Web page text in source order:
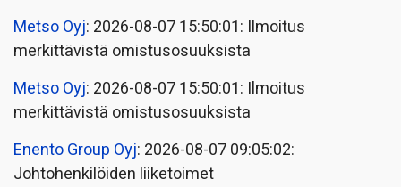
Metso Oyj: 2026-08-07 15:50:01: Ilmoitus
merkittävistä omistusosuuksista
Metso Oyj: 2026-08-07 15:50:01: Ilmoitus
merkittävistä omistusosuuksista
Enento Group Oyj: 2026-08-07 09:05:02:
Johtohenkilöiden liiketoimet